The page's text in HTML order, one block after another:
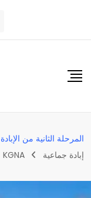
المرحلة الثانية من الإبادة الجماعیة
إبادة جماعية
KGNA